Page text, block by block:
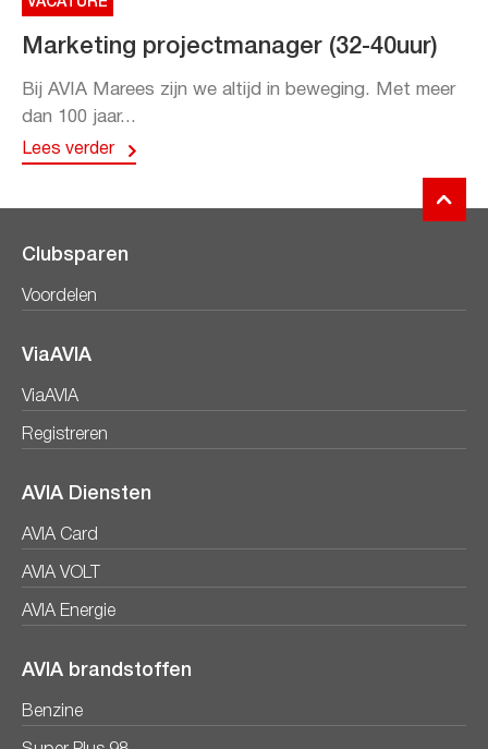
Marketing projectmanager (32-40uur)
Bij AVIA Marees zijn we altijd in beweging. Met meer
dan 100 jaar...
Lees verder
Clubsparen
Voordelen
ViaAVIA
ViaAVIA
Registreren
AVIA Diensten
AVIA Card
AVIA VOLT
AVIA Energie
AVIA brandstoffen
Benzine